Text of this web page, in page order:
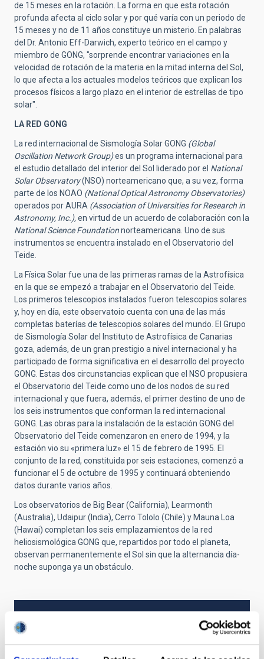
de 15 meses en la rotación. La forma en que esta rotación
profunda afecta al ciclo solar y por qué varía con un periodo de
15 meses y no de 11 años constituye un misterio. En palabras
del Dr. Antonio Eff-Darwich, experto teórico en el campo y
miembro de GONG, "sorprende encontrar variaciones en la
velocidad de rotación de la materia en la mitad interna del Sol,
lo que afecta a los actuales modelos teóricos que explican los
procesos físicos a largo plazo en el interior de estrellas de tipo
solar".
LA RED GONG
La red internacional de Sismología Solar GONG (Global
Oscillation Network Group)es un programa internacional para
el estudio detallado del interior del Sol liderado por el National
Solar Observatory(NSO) norteamericano que, a su vez, forma
parte de los NOAO (National Optical Astronomy Observatories)
operados por AURA (Association of Universities for Research in
Astronomy, Inc.),en virtud de un acuerdo de colaboración con la
National Science Foundationnorteamericana. Uno de sus
instrumentos se encuentra instalado en el Observatorio del
Teide.
La Física Solar fue una de las primeras ramas de la Astrofísica
en la que se empezó a trabajar en el Observatorio del Teide.
Los primeros telescopios instalados fueron telescopios solares
y, hoy en día, este observatoio cuenta con una de las más
completas baterías de telescopios solares del mundo. El Grupo
de Sismología Solar del Instituto de Astrofísica de Canarias
goza, además, de un gran prestigio a nivel internacional y ha
participado de forma significativa en el desarrollo del proyecto
GONG. Estas dos circunstancias explican que el NSO propusiera
el Observatorio del Teide como uno de los nodos de su red
internacional y que fuera, además, el primer destino de uno de
los seis instrumentos que conforman la red internacional
GONG. Las obras para la instalación de la estación GONG del
Observatorio del Teide comenzaron en enero de 1994, y la
estación vio su «primera luz» el 15 de febrero de 1995. El
conjunto de la red, constituida por seis estaciones, comenzó a
funcionar el 5 de octubre de 1995 y continuará obteniendo
datos durante varios años.
Los observatorios de Big Bear (California), Learmonth
(Australia), Udaipur (India), Cerro Tololo (Chile) y Mauna Loa
(Hawai) completan los seis emplazamientos de la red
heliosismológica GONG que, repartidos por todo el planeta,
observan permanentemente el Sol sin que la alternancia día-
noche suponga ya un obstáculo.